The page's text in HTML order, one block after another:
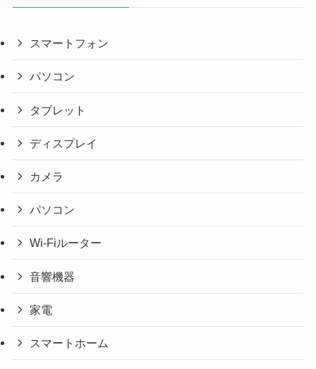
スマートフォン
パソコン
タブレット
ディスプレイ
カメラ
パソコン
Wi-Fiルーター
音響機器
家電
スマートホーム